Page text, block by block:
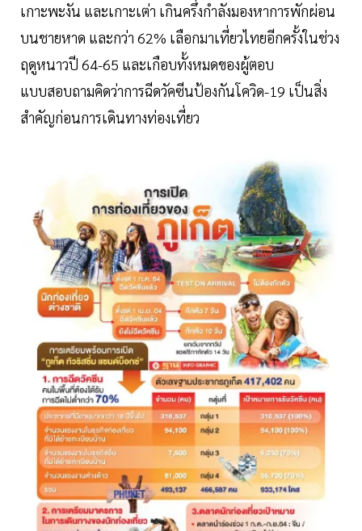
เกาะพะงัน และเกาะเต่า เกินครึ่งกำลังมองหาการพักผ่อน
บนชายหาด และกว่า 62% เลือกมาเที่ยวไทยอีกครั้งในช่วง
ฤดูหนาวปี 64-65 และเกือบทั้งหมดของผู้ตอบ
แบบสอบถามคิดว่าการฉีดวัคซีนป้องกันโควิด-19 เป็นสิ่ง
สำคัญก่อนการเดินทางท่องเที่ยว